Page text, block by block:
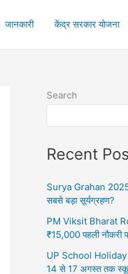
जानकारी केंद्र सरकार योजना
Search
Recent
Surya Grahan
सबसे बड़ा सूर्यग्रहण?
PM Viksit Bharat
₹15,000 पहली नौकरी
UP School
14 से 17 अगस्त तक